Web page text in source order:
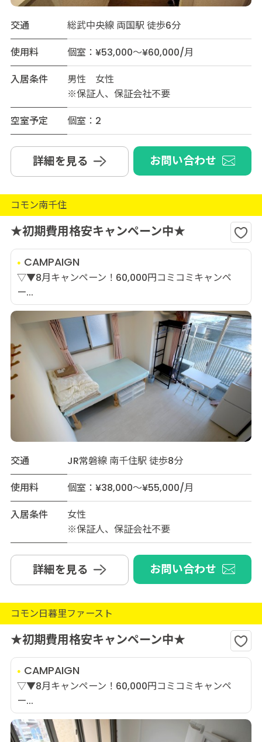
交通
総武中央線 両国駅 徒歩6分
使用料
個室：¥53,000～¥60,000/月
入居条件
男性 女性
※保証人、保証会社不要
空室予定
個室：2
詳細を見る お問い合わせ
コモン南千住
★初期費用格安キャンペーン中★
CAMPAIGN
▽▼8月キャンペーン！60,000円コミコミキャンペ
ー...
交通
JR常磐線 南千住駅 徒歩8分
使用料
個室：¥38,000～¥55,000/月
入居条件
女性
※保証人、保証会社不要
詳細を見る お問い合わせ
コモン日暮里ファースト
★初期費用格安キャンペーン中★
CAMPAIGN
▽▼8月キャンペーン！60,000円コミコミキャンペ
ー...